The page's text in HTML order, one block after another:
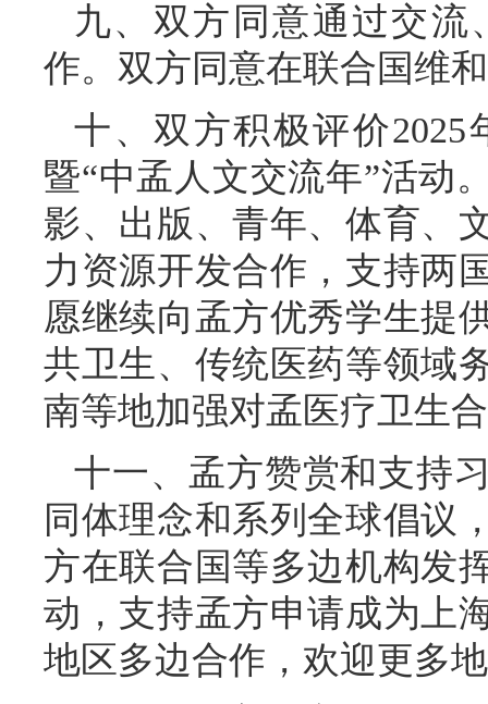
九、双方同意通过交
作。双方同意在联合国维
十、双方积极评价
暨“中孟人文交流年”活动
影、出版、青年、体育、
力资源开发合作，支持两
愿继续向孟方优秀学生提
共卫生、传统医药等领域
南等地加强对孟医疗卫生
十一、孟方赞赏和支持
同体理念和系列全球倡议
方在联合国等多边机构发
动，支持孟方申请成为上
地区多边合作，欢迎更多